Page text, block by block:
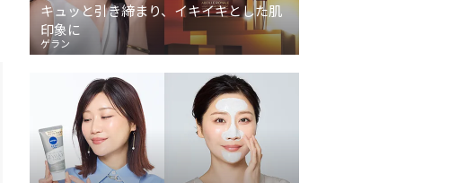
キュッと引き締まり、イキイキとした肌
印象に
ゲラン